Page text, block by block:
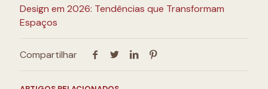
Design em 2026: Tendências que Transformam
Espaços
Compartilhar